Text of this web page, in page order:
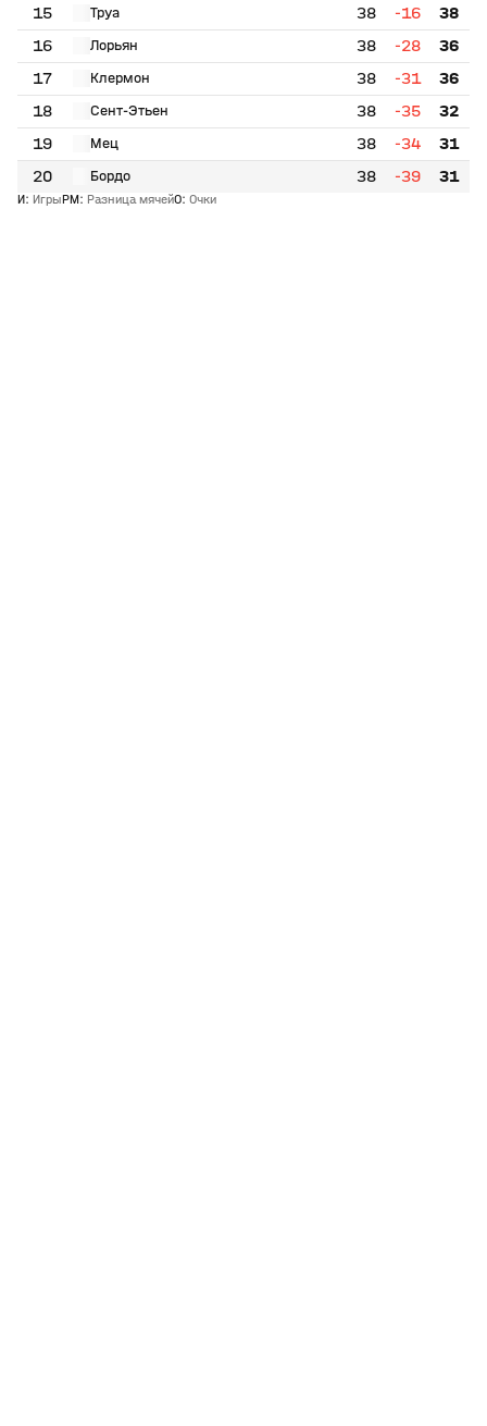
15
Труа 38 -16
38
16
Лорьян 38 -28
36
17
Клермон 38 -31
36
18
Сент-Этьен 38 -35
32
19
Мец 38 -34
31
20
Бордо 38 -39 31
И: ИгрыРМ: Разница мячейО: Очки